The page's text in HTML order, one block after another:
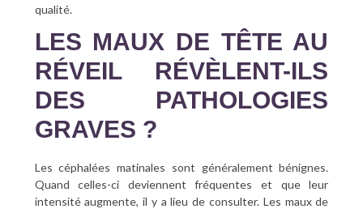
qualité.
LES MAUX DE TÊTE AU
RÉVEIL RÉVÈLENT-ILS
DES PATHOLOGIES
GRAVES ?
Les céphalées matinales sont généralement bénignes.
Quand celles-ci deviennent fréquentes et que leur
intensité augmente, il y a lieu de consulter. Les maux de